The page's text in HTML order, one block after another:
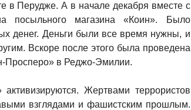
в Перудже. А в начале декабря вместе с
посыльного магазина «Коин». Было
денег. Деньги были все время нужны, и
Вскоре после этого была проведена
Просперо» в Реджо-Эмилии.
Жертвами террористов
взглядами и фашистским прошлым.